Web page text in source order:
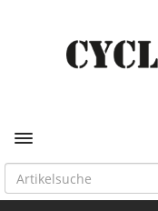
Toggle navigation